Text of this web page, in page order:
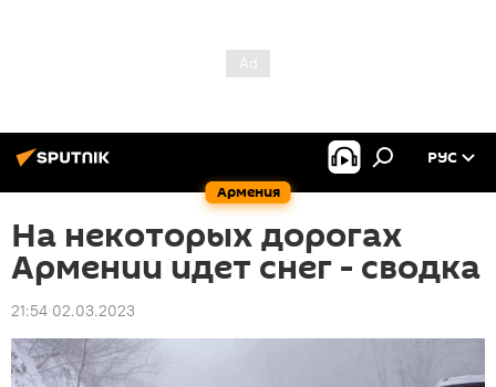
Армения
РУС
На некоторых дорогах
Армении идет снег - сводка
21:54 02.03.2023